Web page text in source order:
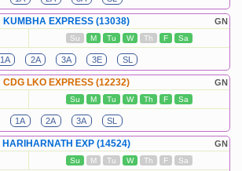
GN
KUMBHA EXPRESS (13038)
Su M Tu W Th F Sa
1A 2A 3A 3E SL
GN
CDG LKO EXPRESS (12232)
Su M Tu W Th F Sa
1A 2A 3A SL
GN
HARIHARNATH EXP (14524)
Su M Tu W Th F Sa